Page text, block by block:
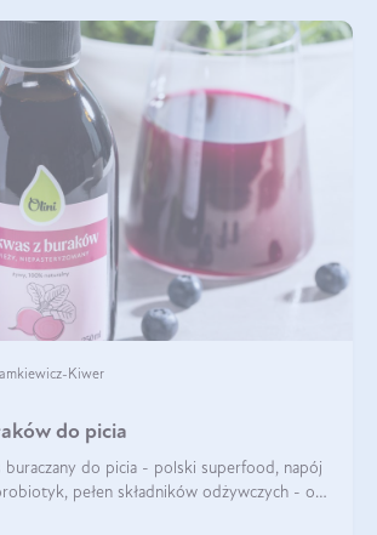
Kiwer
do picia
buraczany do picia - polski superfood, napój
pełen składników odżywczych - o